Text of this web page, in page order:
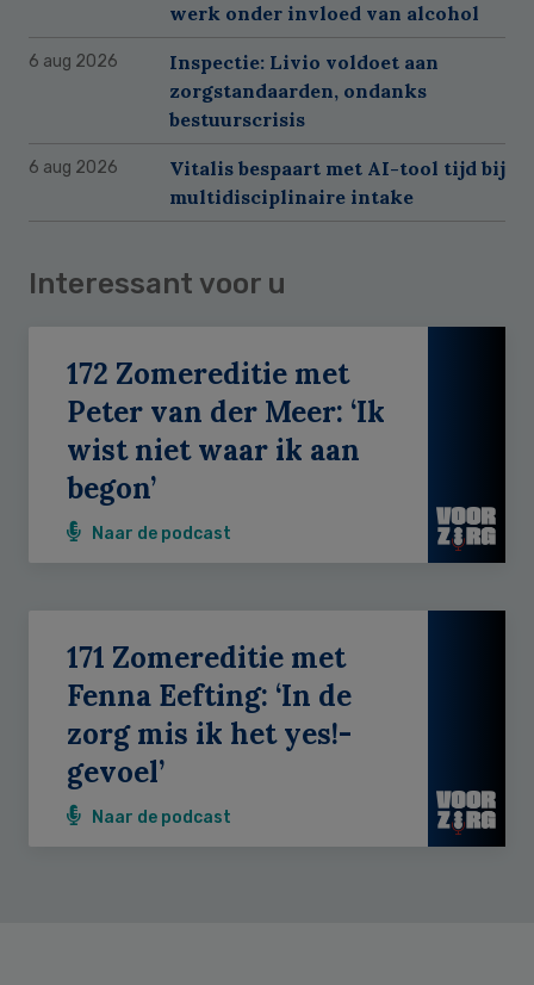
werk onder invloed van alcohol
6 aug 2026
Inspectie: Livio voldoet aan
zorgstandaarden, ondanks
bestuurscrisis
6 aug 2026
Vitalis bespaart met AI-tool tijd bij
multidisciplinaire intake
Interessant voor u
172 Zomereditie met
Peter van der Meer: ‘Ik
wist niet waar ik aan
begon’
Naar de podcast
171 Zomereditie met
Fenna Eefting: ‘In de
zorg mis ik het yes!-
gevoel’
Naar de podcast